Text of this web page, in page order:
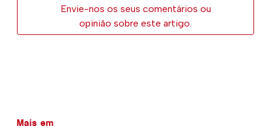
Envie-nos os seus comentários ou
opinião sobre este artigo.
Mais em